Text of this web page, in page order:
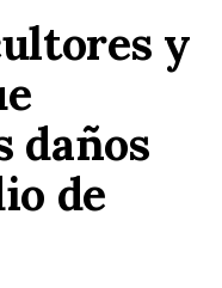
y
daños
de